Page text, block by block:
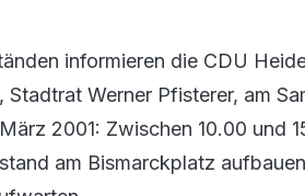
informieren die CDU
Werner Pfisterer, am
2001: Zwischen 10.00 und
am Bismarckplatz